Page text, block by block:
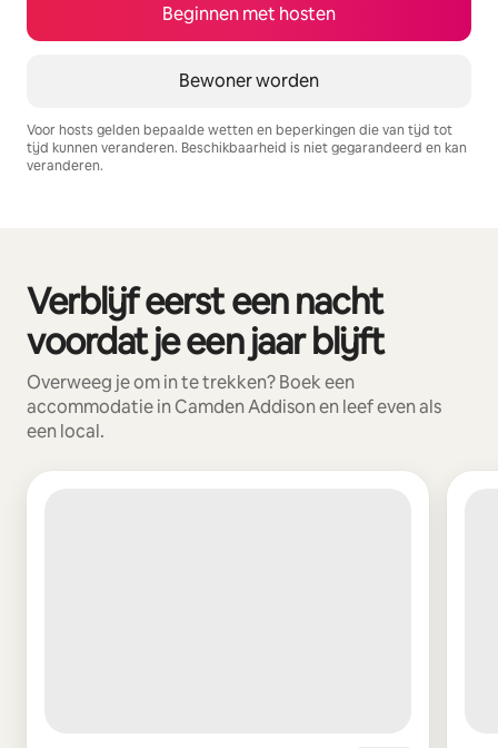
Beginnen met hosten
Bewoner worden
Voor hosts gelden bepaalde wetten en beperkingen die van tijd tot
tijd kunnen veranderen. Beschikbaarheid is niet gegarandeerd en kan
veranderen.
Verblijf eerst een nacht
voordat je een jaar blijft
Overweeg je om in te trekken? Boek een
accommodatie in Camden Addison en leef even als
een local.
0 van 0 items weergegeven